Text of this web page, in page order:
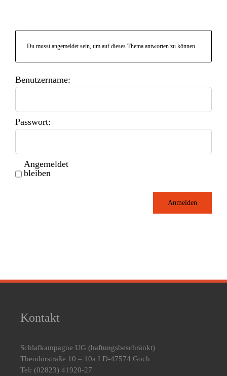
Du musst angemeldet sein, um auf dieses Thema antworten zu können.
Benutzername:
Passwort:
Angemeldet
bleiben
Anmelden
Kontakt
Schlafkampagne UG (haftungsbeschränkt)
Theodorstraße 10 – 10a I D-47574 Goch
Tel: (02823) 41920-27